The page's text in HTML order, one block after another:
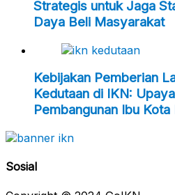
Strategis untuk Jaga
Daya Beli Masyarakat
Kebijakan Pemberian
Kedutaan di IKN:
Pembangunan Ibu Kota
Sosial